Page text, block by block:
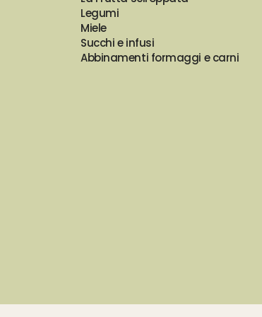
Legumi
Miele
Succhi e infusi
Abbinamenti formaggi e carni